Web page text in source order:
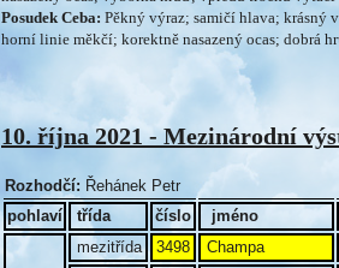
Posudek Ceba: Pěkný výraz; samičí hlava; krásný
horní linie měkčí; korektně nasazený ocas; dobrá
10. října 2021 - Mezinárodní
Rozhodčí: Řehánek Petr
pohlaví
třída číslo jméno
mezitřída 3498 Champa